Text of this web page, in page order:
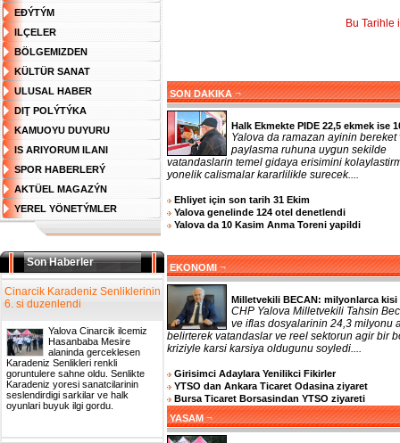
EĐÝTÝM
ILÇELER
BÖLGEMIZDEN
KÜLTÜR SANAT
ULUSAL HABER
DIŢ POLÝTÝKA
KAMUOYU DUYURU
IS ARIYORUM ILANI
SPOR HABERLERÝ
AKTÜEL MAGAZÝN
YEREL YÖNETÝMLER
Son Haberler
Cinarcik Karadeniz Senliklerinin
6. si duzenlendi
Yalova Cinarcik ilcemiz
Hasanbaba Mesire
alaninda gerceklesen
Karadeniz Senlikleri renkli
goruntulere sahne oldu. Senlikte
Karadeniz yoresi sanatcilarinin
seslendirdigi sarkilar ve halk
oyunlari buyuk ilgi gordu.
Bu Tarihle
SON DAKIKA ¬
Halk Ekmekte PIDE 22,5 ekmek ise
Yalova da ramazan ayinin bereket
paylasma ruhuna uygun sekilde
vatandaslarin temel gidaya erisimini
yonelik calismalar kararlilikle surecek....
Ehliyet için son tarih 31 Ekim
Yalova genelinde 124 otel denetlendi
Yalova da 10 Kasim Anma Toreni yapildi
EKONOMI ¬
Milletvekili BECAN: milyonlarca kisi
CHP Yalova Milletvekili Tahsin
ve iflas dosyalarinin 24,3 milyonu
belirterek vatandaslar ve reel sektorun agir bir
kriziyle karsi karsiya oldugunu soyledi....
Girisimci Adaylara Yenilikci Fikirler
YTSO dan Ankara Ticaret Odasina ziyaret
Bursa Ticaret Borsasindan YTSO ziyareti
YASAM ¬